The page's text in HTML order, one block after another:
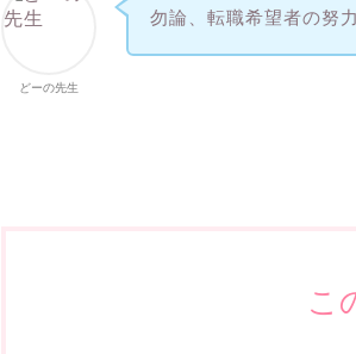
どーの先生
勿論、転職希望者の努
こ